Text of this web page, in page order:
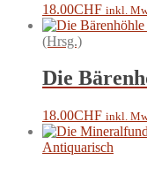
18.00CHF inkl.
(Hrsg.)
Die
18.00CHF inkl.
Antiquarisch